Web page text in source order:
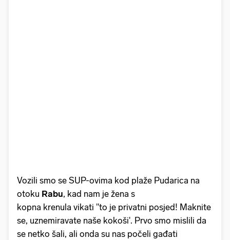
Vozili smo se SUP-ovima kod plaže Pudarica na
otoku Rabu, kad nam je žena s
kopna krenula vikati "to je privatni posjed! Maknite
se, uznemiravate naše kokoši'. Prvo smo mislili da
se netko šali, ali onda su nas počeli gađati